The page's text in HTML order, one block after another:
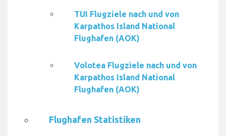
TUI Flugziele nach und von
Karpathos Island National
Flughafen (AOK)
Volotea Flugziele nach und von
Karpathos Island National
Flughafen (AOK)
Flughafen Statistiken